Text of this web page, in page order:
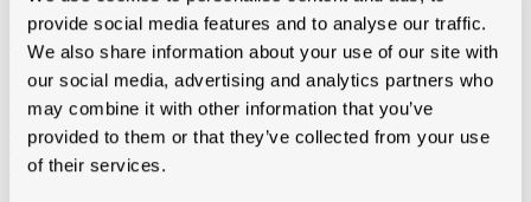
provide social media features and to analyse our traffic.
We also share information about your use of our site with
our social media, advertising and analytics partners who
may combine it with other information that you’ve
provided to them or that they’ve collected from your use
of their services.
KVH-FJ traîtées
KVH-FJ pas traitees
Chevrons
SRN traîtées
Douglas traîtées
Baddens, madrier
BaddensSRN traîtéesKVH-FJ traîtéesKVH-FJ niet gedrenkt
Douglas traîtées